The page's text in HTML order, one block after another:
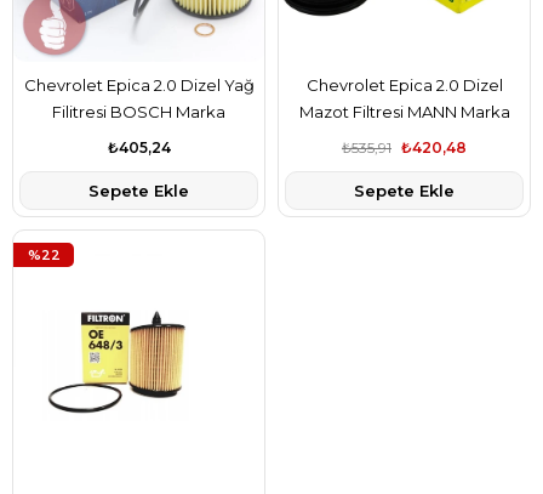
Chevrolet Epica 2.0 Dizel Yağ
Filitresi BOSCH Marka
₺405,24
Sepete Ekle
Chevrolet Epica 2.0 Dizel
Mazot Filtresi MANN Marka
₺420,48
₺535,91
Sepete Ekle
%22